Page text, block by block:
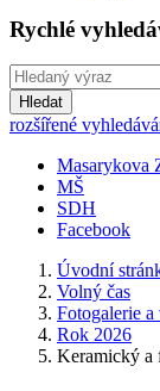
Rychlé
Hledat
rozšířené
Masarykova
MŠ
SDH
Facebook
Úvodní
Volný čas
Fotogalerie a
Rok 2026
Keramický a